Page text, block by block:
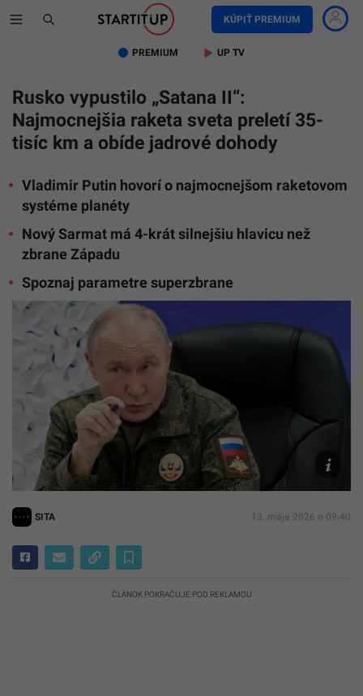
KÚPIŤ PREMIUM
PREMIUM UP TV
Rusko vypustilo „Satana II“:
Najmocnejšia raketa sveta preletí 35-
tisíc km a obíde jadrové dohody
Vladimir Putin hovorí o najmocnejšom raketovom
systéme planéty
Nový Sarmat má 4-krát silnejšiu hlavicu než
zbrane Západu
Spoznaj parametre superzbrane
snímke
TASR/AP
SITA 13. mája 2026 o 09:40
ČLÁNOK POKRAČUJE POD REKLAMOU